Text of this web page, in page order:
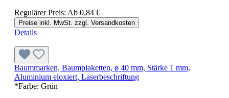
Regulärer Preis: Ab 0,84 €
Preise inkl. MwSt. zzgl. Versandkosten
Details
Baummarken, Baumplaketten, ø 40 mm, Stärke 1 mm,
Aluminium eloxiert, Laserbeschriftung
*Farbe: Grün